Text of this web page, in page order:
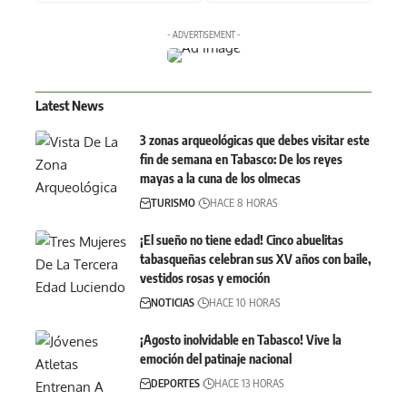
- ADVERTISEMENT -
Latest News
3 zonas arqueológicas que debes visitar este
fin de semana en Tabasco: De los reyes
mayas a la cuna de los olmecas
TURISMO HACE 8 HORAS
¡El sueño no tiene edad! Cinco abuelitas
tabasqueñas celebran sus XV años con baile,
vestidos rosas y emoción
NOTICIAS HACE 10 HORAS
¡Agosto inolvidable en Tabasco! Vive la
emoción del patinaje nacional
DEPORTES HACE 13 HORAS